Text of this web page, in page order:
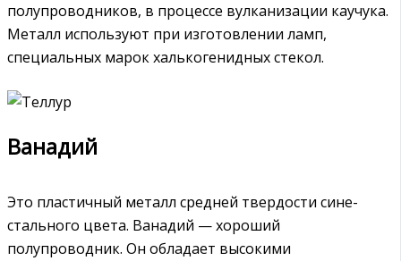
полупроводников, в процессе вулканизации каучука.
Металл используют при изготовлении ламп,
специальных марок халькогенидных стекол.
Ванадий
Это пластичный металл средней твердости сине-
стального цвета. Ванадий — хороший
полупроводник. Он обладает высокими